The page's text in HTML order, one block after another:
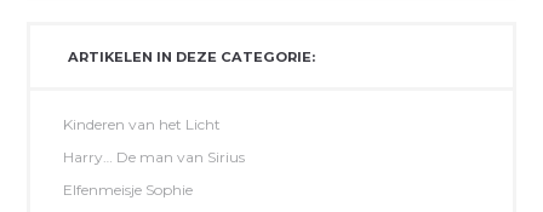
ARTIKELEN IN DEZE CATEGORIE:
Kinderen van het Licht
Harry… De man van Sirius
Elfenmeisje Sophie